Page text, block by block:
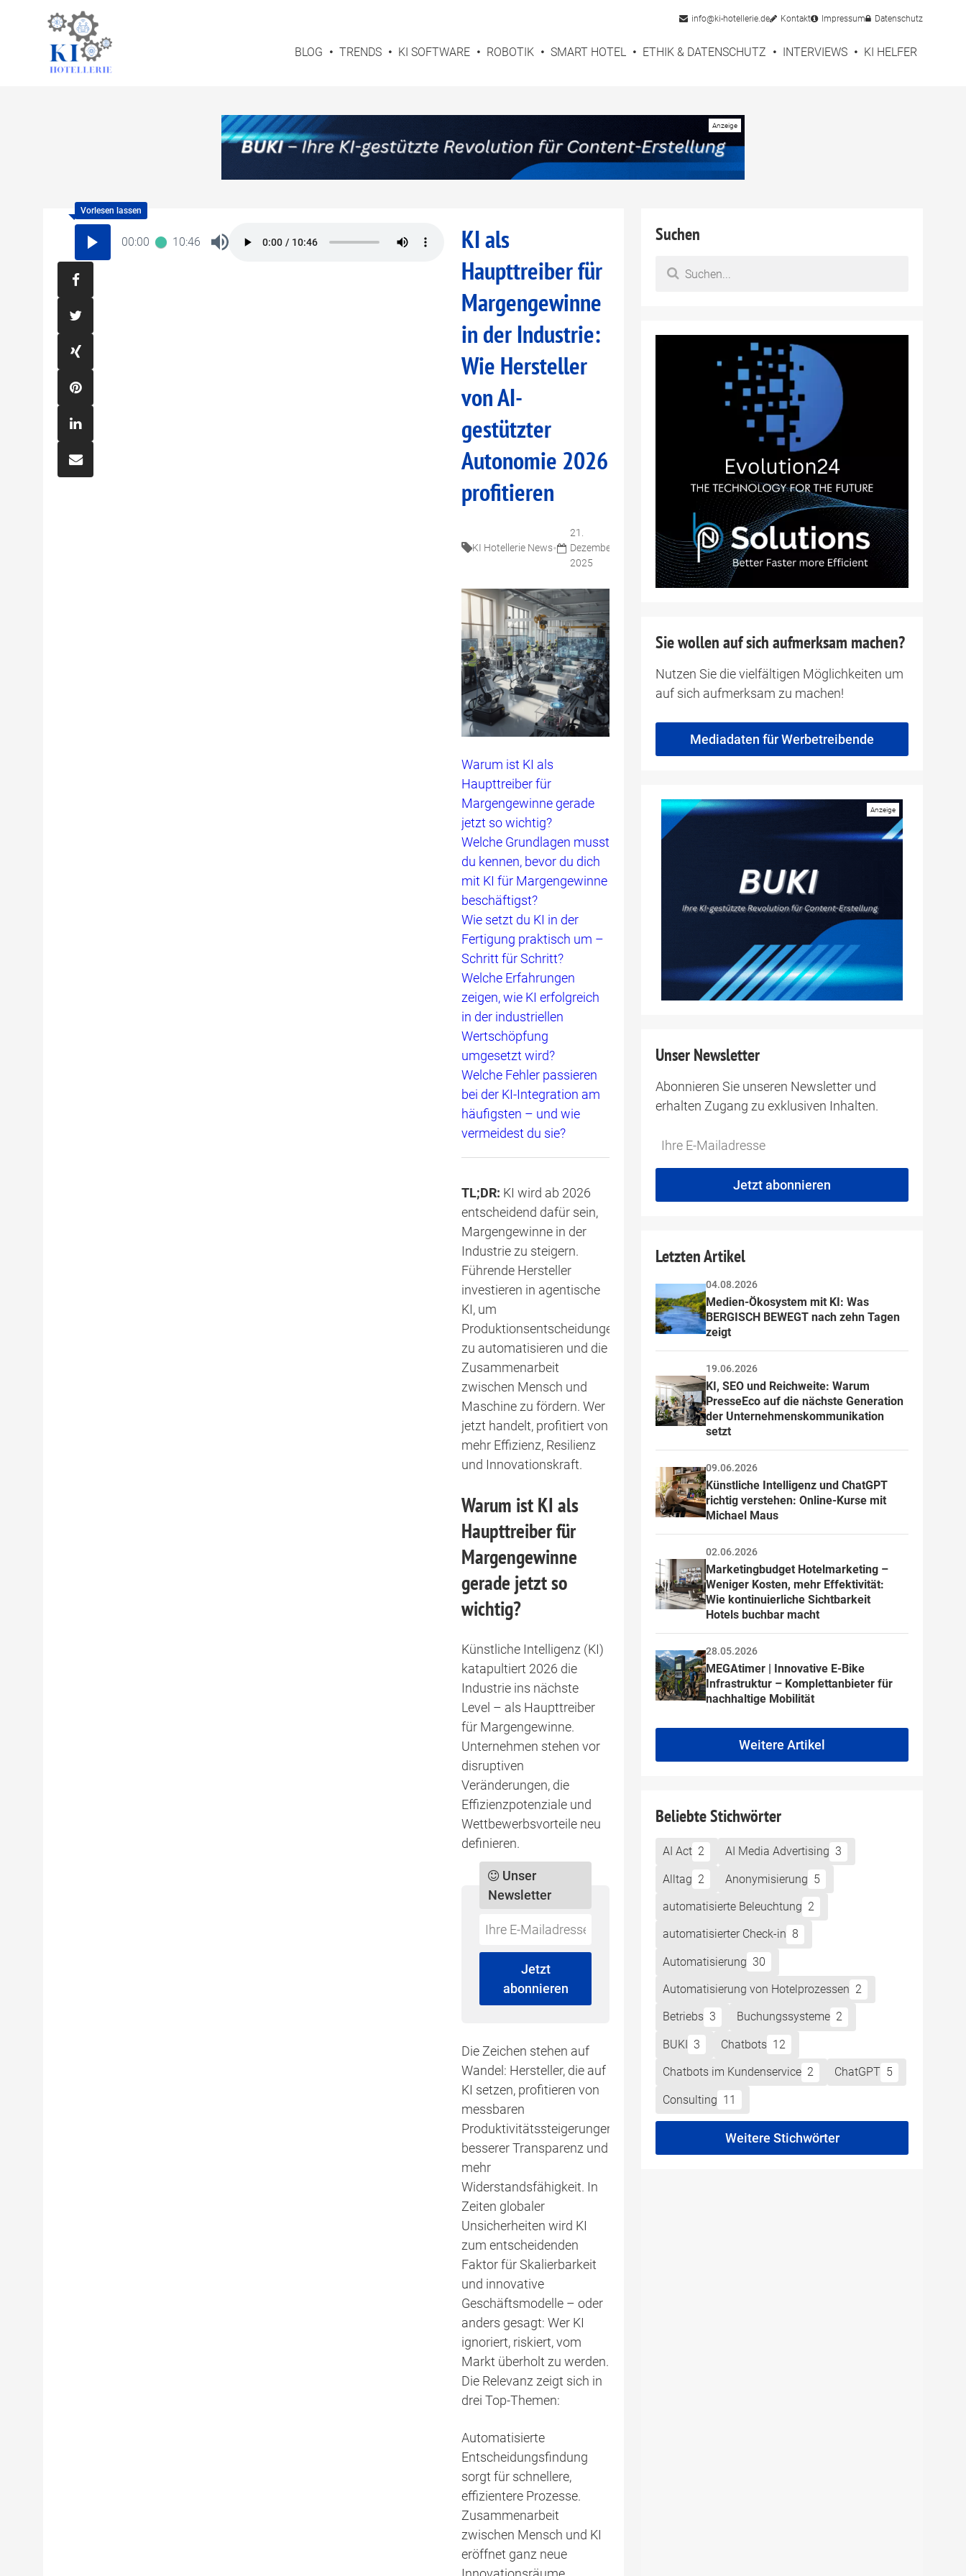
info@ki-hotellerie.de Kontakt Impressum Datenschutz
BLOG TRENDS KI SOFTWARE ROBOTIK SMART HOTEL ETHIK & DATENSCHUTZ INTERVIEWS KI HELFER
00:00 10:46
KI als
Haupttreiber für
Margengewinne
in der Industrie:
Wie Hersteller
von AI-
gestützter
Autonomie 2026
profitieren
KI Hotellerie News•
21.
Dezember
2025
Minuten
Warum ist KI als
Haupttreiber für
Margengewinne gerade
jetzt so wichtig?
Welche Grundlagen musst
du kennen, bevor du dich
mit KI für Margengewinne
beschäftigst?
Wie setzt du KI in der
Fertigung praktisch um –
Schritt für Schritt?
Welche Erfahrungen
zeigen, wie KI erfolgreich
in der industriellen
Wertschöpfung
umgesetzt wird?
Welche Fehler passieren
bei der KI-Integration am
häufigsten – und wie
vermeidest du sie?
TL;DR: KI wird ab 2026
entscheidend dafür sein,
Margengewinne in der
Industrie zu steigern.
Führende Hersteller
investieren in agentische
KI, um
Produktionsentscheidungen
zu automatisieren und die
Zusammenarbeit
zwischen Mensch und
Maschine zu fördern. Wer
jetzt handelt, profitiert von
mehr Effizienz, Resilienz
und Innovationskraft.
Warum ist KI als
Haupttreiber für
Margengewinne
gerade jetzt so
wichtig?
Künstliche Intelligenz (KI)
katapultiert 2026 die
Industrie ins nächste
Level – als Haupttreiber
für Margengewinne.
Unternehmen stehen vor
disruptiven
Veränderungen, die
Effizienzpotenziale und
Wettbewerbsvorteile neu
definieren.
Do
field
Unser
Newsletter
*Ihre
Mailadresse:
Jetzt
abonnieren
Die Zeichen stehen auf
Wandel: Hersteller, die auf
KI setzen, profitieren von
messbaren
Produktivitätssteigerungen,
besserer Transparenz und
mehr
Widerstandsfähigkeit. In
Zeiten globaler
Unsicherheiten wird KI
zum entscheidenden
Faktor für Skalierbarkeit
und innovative
Geschäftsmodelle – oder
anders gesagt: Wer KI
ignoriert, riskiert, vom
Markt überholt zu werden.
Die Relevanz zeigt sich in
drei Top-Themen:
Automatisierte
Entscheidungsfindung
sorgt für schnellere,
effizientere Prozesse.
Zusammenarbeit
zwischen Mensch und KI
eröffnet ganz neue
Suchen
Sie wollen auf sich aufmerksam machen?
Nutzen Sie die vielfältigen Möglichkeiten um
auf sich aufmerksam zu machen!
Mediadaten für Werbetreibende
Unser Newsletter
Abonnieren Sie unseren Newsletter und
erhalten Zugang zu exklusiven Inhalten.
Do
this
*Ihre
Jetzt abonnieren
Letzten Artikel
04.08.2026
Medien-Ökosystem mit KI: Was
BERGISCH BEWEGT nach zehn Tagen
zeigt
19.06.2026
KI, SEO und Reichweite: Warum
PresseEco auf die nächste Generation
der Unternehmenskommunikation
setzt
09.06.2026
Künstliche Intelligenz und ChatGPT
richtig verstehen: Online-Kurse mit
Michael Maus
02.06.2026
Marketingbudget Hotelmarketing –
Weniger Kosten, mehr Effektivität:
Wie kontinuierliche Sichtbarkeit
Hotels buchbar macht
28.05.2026
MEGAtimer | Innovative E-Bike
Infrastruktur – Komplettanbieter für
nachhaltige Mobilität
Weitere Artikel
Beliebte Stichwörter
AI Act 2 AI Media Advertising 3
Alltag 2 Anonymisierung 5
automatisierte Beleuchtung 2
automatisierter Check-in 8
Automatisierung 30
Automatisierung von Hotelprozessen 2
Betriebs 3 Buchungssysteme 2
BUKI 3 Chatbots 12
Chatbots im Kundenservice 2 ChatGPT 5
Consulting 11
Weitere Stichwörter